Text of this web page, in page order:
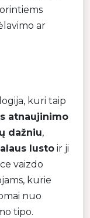
ar
kuri taip
atnaujinimo
dažniu,
lusto ir ji
vaizdo
kurie
nuo
tipo.